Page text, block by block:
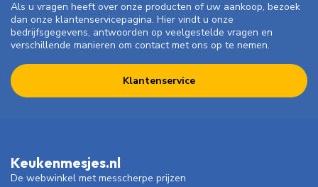
Als u vragen heeft over onze producten of uw aankoop, bezoek
dan onze klantenservicepagina. Hier vindt u onze
bedrijfsgegevens, antwoorden op veelgestelde vragen en
verschillende manieren om contact met ons op te nemen.
Klantenservice
Keukenmesjes.nl
De webwinkel met messcherpe prijzen